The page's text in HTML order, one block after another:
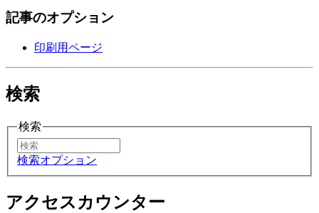
記事のオプション
印刷用ページ
検索
検索
検索オプション
アクセスカウンター